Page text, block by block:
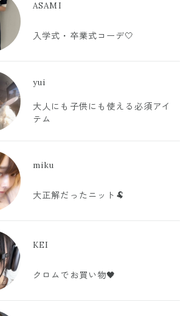
ASAMI
入学式・卒業式コーデ🤍
yui
大人にも子供にも使える必須アイ
テム
miku
大正解だったニット🐏
KEI
クロムでお買い物🖤